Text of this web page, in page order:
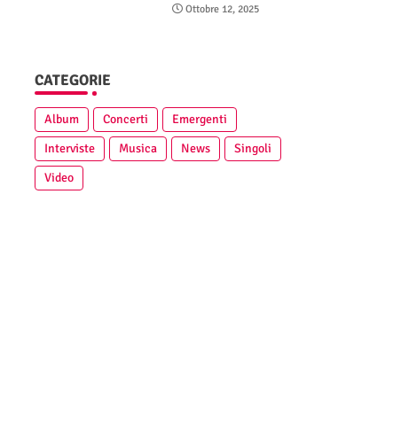
Ottobre 12, 2025
CATEGORIE
Album Concerti
Emergenti
Interviste
Musica News
Singoli
Video